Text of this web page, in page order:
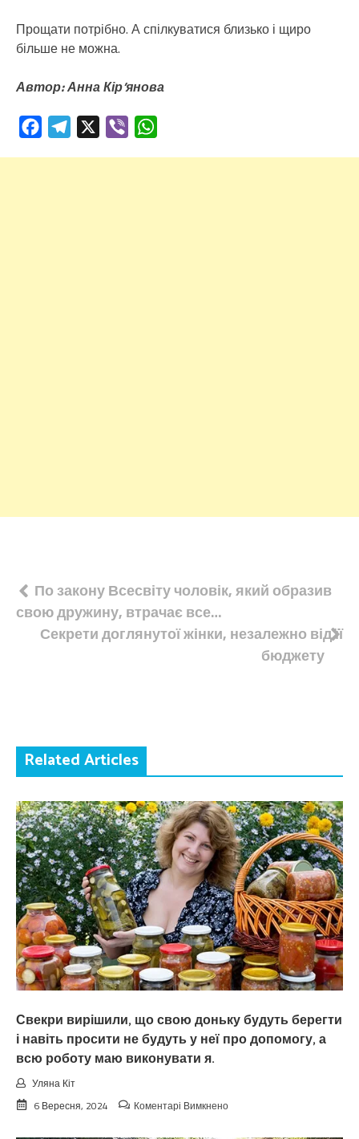
Прощати потрібно. А спілкуватися близько і щиро
більше не можна.
Автор: Анна Кір’янова
FacebookTelegram Viber
Навігація
записів
По закону Всесвіту чоловік, який образив
свою дружину, втрачає все…
Секрети доглянутої жінки, незалежно від її
бюджету
Related Articles
Свекри вирішили, що свою доньку будуть берегти
і навіть просити не будуть у неї про допомогу, а
всю роботу маю виконувати я.
Уляна Кіт
6 Вересня, 2024
Коментарі Вимкненодо